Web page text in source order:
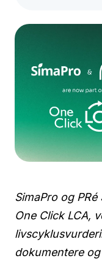
SimaPro og
One Click LCA,
dokumentere